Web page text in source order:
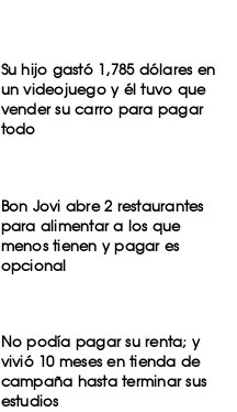
Su hijo gastó 1,785 dólares en
un videojuego y él tuvo que
vender su carro para pagar
todo
Bon Jovi abre 2 restaurantes
para alimentar a los que
menos tienen y pagar es
opcional
No podía pagar su renta; y
vivió 10 meses en tienda de
campaña hasta terminar sus
estudios